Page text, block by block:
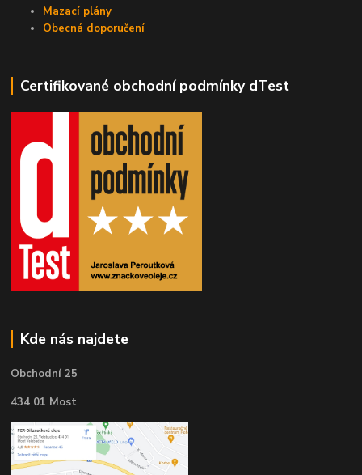
Mazací plány
Obecná doporučení
Certifikované obchodní podmínky dTest
Kde nás najdete
Obchodní 25
434 01 Most